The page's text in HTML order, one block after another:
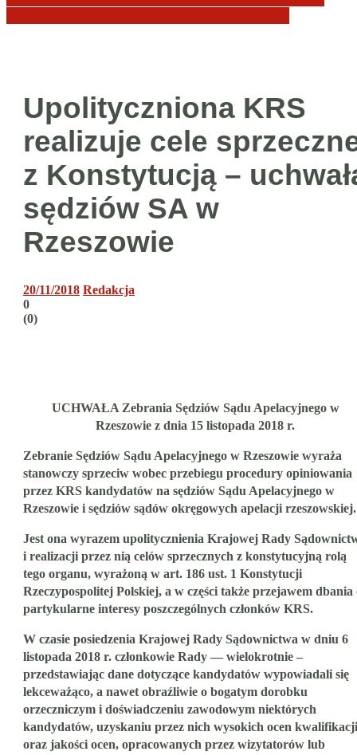
Upolityczniona KRS
realizuje cele
z Konstytucją –
sędziów SA w
Rzeszowie
20/11/2018 Redakcja
0
(0)
UCHWAŁA Zebrania Sędziów Sądu Apelacyjnego w
Rzeszowie z dnia 15 listopada 2018 r.
Zebranie Sędziów Sądu Apelacyjnego w Rzeszowie wyraża
stanowczy sprzeciw wobec przebiegu procedury opiniowania
przez KRS kandydatów na sędziów Sądu Apelacyjnego w
Rzeszowie i sędziów sądów okręgowych apelacji rzeszowskiej.
Jest ona wyrazem upolitycznienia Krajowej Rady
i realizacji przez nią celów sprzecznych z konstytucyjną rolą
tego organu, wyrażoną w art. 186 ust. 1 Konstytucji
Rzeczypospolitej Polskiej, a w części także przejawem dbania
partykularne interesy poszczególnych członków KRS.
W czasie posiedzenia Krajowej Rady Sądownictwa w dniu 6
listopada 2018 r. członkowie Rady — wielokrotnie –
przedstawiając dane dotyczące kandydatów wypowiadali się
lekceważąco, a nawet obraźliwie o bogatym dorobku
orzeczniczym i doświadczeniu zawodowym niektórych
kandydatów, uzyskaniu przez nich wysokich ocen kwalifikacji
oraz jakości ocen, opracowanych przez wizytatorów lub